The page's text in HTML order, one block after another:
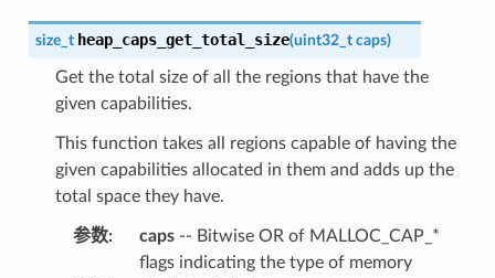
size_t heap_caps_get_total_size(uint32_t caps)
Get the total size of all the regions that have the
given capabilities.
This function takes all regions capable of having the
given capabilities allocated in them and adds up the
total space they have.
参数: caps-- Bitwise OR of MALLOC_CAP_*
flags indicating the type of memory